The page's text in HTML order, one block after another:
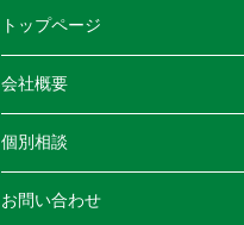
トップページ
会社概要
個別相談
お問い合わせ